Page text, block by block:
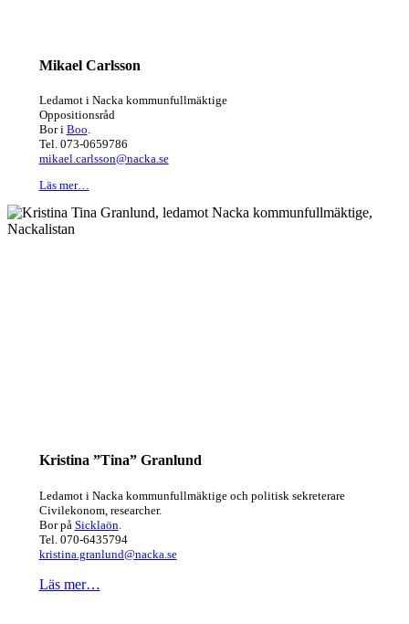
Mikael Carlsson
Ledamot i Nacka kommunfullmäktige
Oppositionsråd
Bor i Boo.
Tel. 073-0659786
mikael.carlsson@nacka.se
Läs mer…
Kristina ”Tina” Granlund
Ledamot i Nacka kommunfullmäktige och politisk sekreterare
Civilekonom, researcher.
Bor på Sicklaön
Tel. 070-6435794
kristina.granlund@nacka.se
Läs mer…